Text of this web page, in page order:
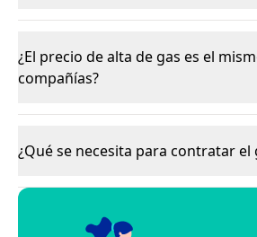
¿El precio de alta de gas es el
compañías?
¿Qué se necesita para contratar el